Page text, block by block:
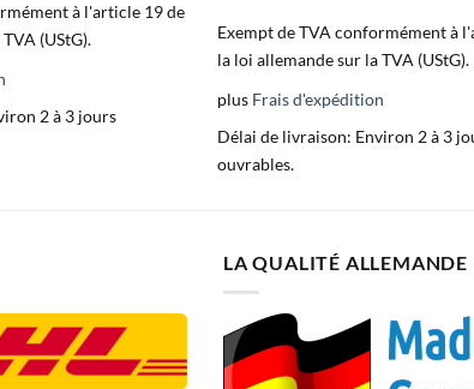
à l'article 19 de
(UStG).
2 à 3 jours
Exempt de TVA conformément à
la loi allemande sur la TVA (UStG).
plus Frais d'expédition
Délai de livraison: Environ 2 à 3
ouvrables.
LA QUALITÉ ALLEMANDE